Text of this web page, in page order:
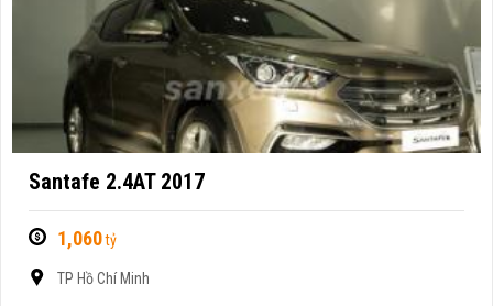
Santafe 2.4AT 2017
1,060tỷ
TP Hồ Chí Minh